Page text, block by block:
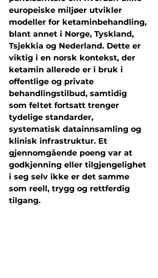
europeiske miljøer utvikler
modeller for ketaminbehandling,
blant annet i Norge, Tyskland,
Tsjekkia og Nederland. Dette er
viktig i en norsk kontekst, der
ketamin allerede er i bruk i
offentlige og private
behandlingstilbud, samtidig
som feltet fortsatt trenger
tydelige standarder,
systematisk datainnsamling og
klinisk infrastruktur. Et
gjennomgående poeng var at
godkjenning eller tilgjengelighet
i seg selv ikke er det samme
som reell, trygg og rettferdig
tilgang.